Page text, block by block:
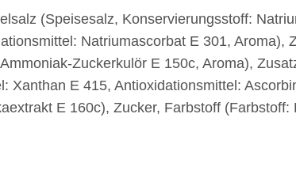
(Speisesalz, Konservierungsstoff:
Natriumascorbat E 301, Aroma),
Zuckerkulör E 150c, Aroma),
Xanthan E 415, Antioxidationsmittel:
E 160c), Zucker, Farbstoff